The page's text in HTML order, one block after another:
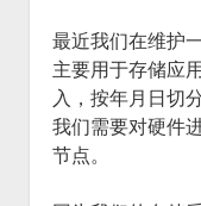
最近我们在维护
主要用于存储应
入，按年月日切
我们需要对硬件
节点。